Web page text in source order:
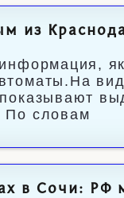
из
По словам
в Сочи: РФ